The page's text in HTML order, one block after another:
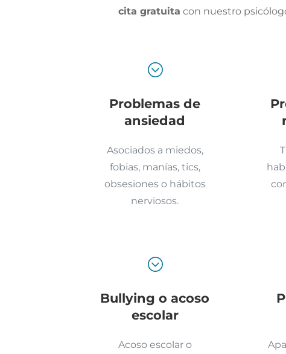
cita gratuita con nuestro
;
Problemas de
ansiedad
Asociados a miedos,
fobias, manías, tics,
obsesiones o hábitos
nerviosos.
;
Bullying o acoso
escolar
Acoso escolar o